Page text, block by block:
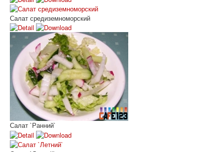
Салат средиземноморский
Салат `Ранний`